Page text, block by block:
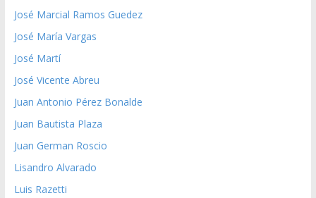
José Marcial Ramos Guedez
José María Vargas
José Martí
José Vicente Abreu
Juan Antonio Pérez Bonalde
Juan Bautista Plaza
Juan German Roscio
Lisandro Alvarado
Luis Razetti